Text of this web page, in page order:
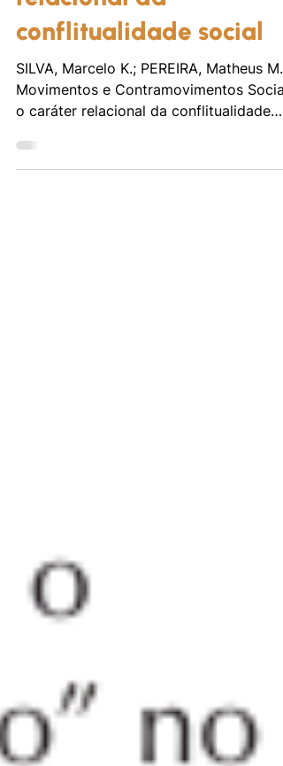
relacional da
conflitualidade social
SILVA, Marcelo K.; PEREIRA, Matheus M.
Movimentos e Contramovimentos
o caráter relacional da conflitualidade